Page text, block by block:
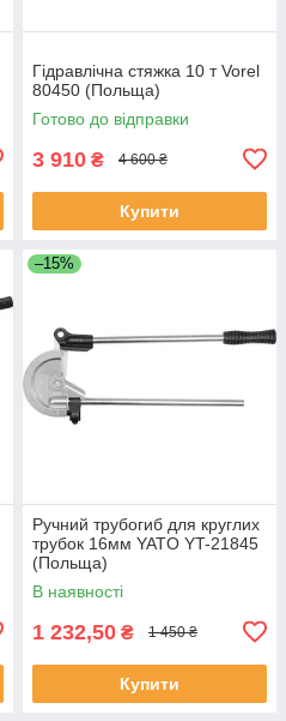
Гідравлічна стяжка 10 т Vorel
80450 (Польща)
Готово до відправки
3 910 ₴ 4 600 ₴
Купити
–15%
Ручний трубогиб для круглих
трубок 16мм YATO YT-21845
(Польща)
В наявності
1 232,50 ₴ 1 450 ₴
Купити